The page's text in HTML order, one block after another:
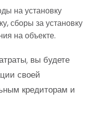
на установку
сборы за установку
на объекте.
вы будете
своей
кредиторам и